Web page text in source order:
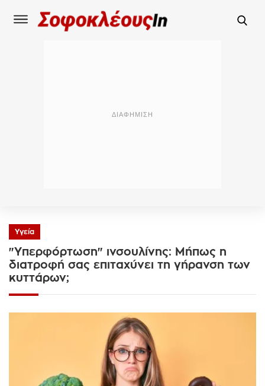
Υγεία
"Υπερφόρτωση" ινσουλίνης: Μήπως η
διατροφή σας επιταχύνει τη γήρανση των
κυττάρων;